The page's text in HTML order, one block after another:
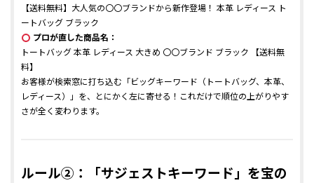
【送料無料】大人気の〇〇ブランドから新作登場！ 本革 レディース ト
ートバッグ ブラック
プロが直した商品名：
トートバッグ 本革 レディース 大きめ 〇〇ブランド ブラック 【送料無
料】
お客様が検索窓に打ち込む「ビッグキーワード（トートバッグ、本革、
レディース）」を、とにかく左に寄せる！これだけで順位の上がりやす
さが全く変わります。
ルール②：「サジェストキーワード」を宝の